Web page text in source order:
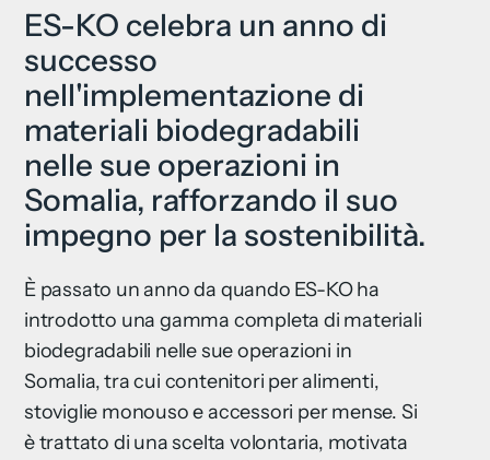
ES-KO celebra un anno di
successo
nell'implementazione di
materiali biodegradabili
nelle sue operazioni in
Somalia, rafforzando il suo
impegno per la sostenibilità.
È passato un anno da quando ES-KO ha
introdotto una gamma completa di materiali
biodegradabili nelle sue operazioni in
Somalia, tra cui contenitori per alimenti,
stoviglie monouso e accessori per mense. Si
è trattato di una scelta volontaria, motivata